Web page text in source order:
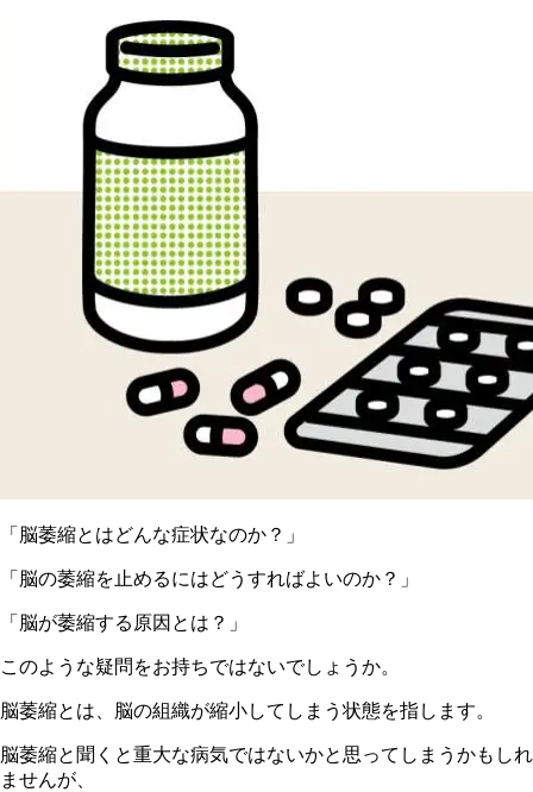
「脳萎縮とはどんな症状なのか？」
「脳の萎縮を止めるにはどうすればよいのか？」
「脳が萎縮する原因とは？」
このような疑問をお持ちではないでしょうか。
脳萎縮とは、脳の組織が縮小してしまう状態を指します。
脳萎縮と聞くと重大な病気ではないかと思ってしまうかもしれ
ませんが、